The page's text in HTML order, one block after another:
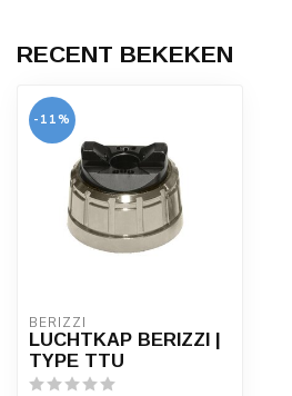
RECENT BEKEKEN
-11%
BERIZZI
LUCHTKAP BERIZZI |
TYPE TTU